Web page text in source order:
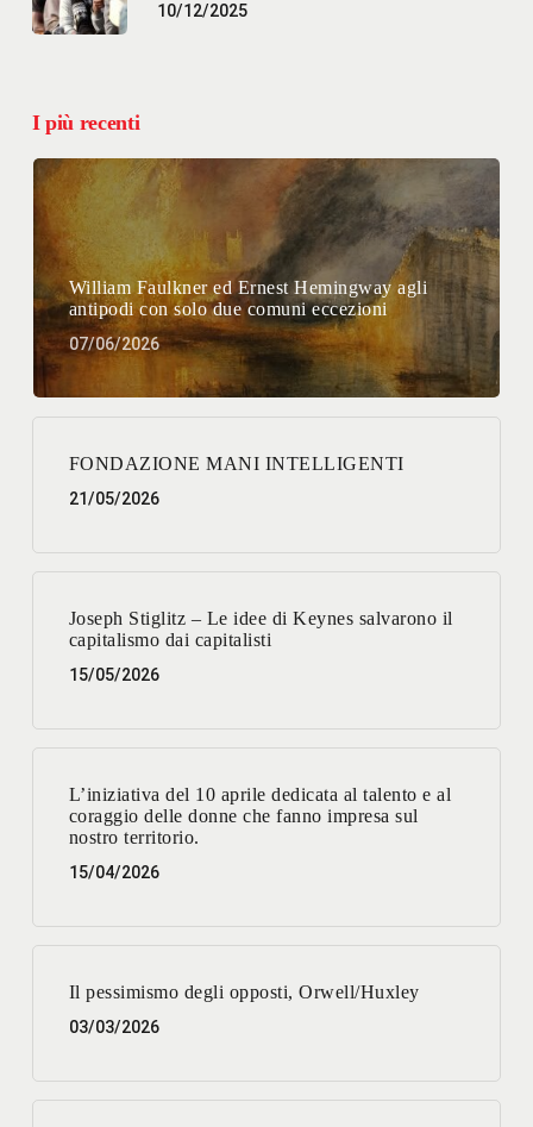
10/12/2025
I più recenti
William Faulkner ed Ernest Hemingway agli
antipodi con solo due comuni eccezioni
07/06/2026
FONDAZIONE MANI INTELLIGENTI
21/05/2026
Joseph Stiglitz – Le idee di Keynes salvarono il
capitalismo dai capitalisti
15/05/2026
L’iniziativa del 10 aprile dedicata al talento e al
coraggio delle donne che fanno impresa sul
nostro territorio.
15/04/2026
Il pessimismo degli opposti, Orwell/Huxley
03/03/2026